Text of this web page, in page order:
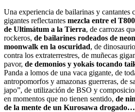
Una experiencia de bailarinas y cantantes
gigantes reflectantes mezcla entre el
de Ultimátum a la Tierra, de carrozas
rockeros, de bailarines rodeados de
moonwalk en la oscuridad, de
contra los extraterrestres, de muñecas
pavor, de demonios y yokais tocando
Panda a lomos de una vaca gigante, de
antropomorfos y amazonas guerreras, de
japo”, de utilización de BSO y
en momentos que no tienen sentido, de
de la mente de un Kurosawa drogado…